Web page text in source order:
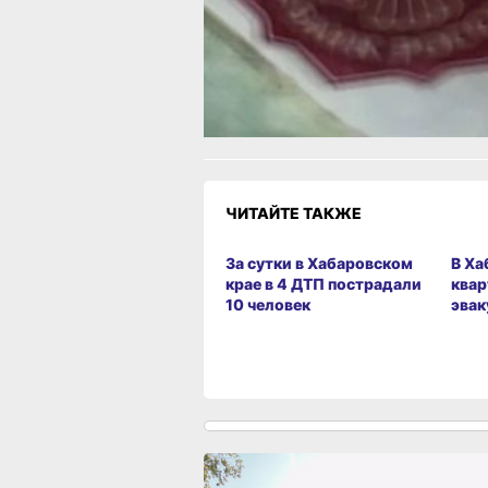
Одноклассники,
Телеграм
МАКС
Как вам материал?
Огонь!
Супер Удивило
Злость
Разочарование
ЧИТАЙТЕ ТАКЖЕ
За сутки в Хабаровском
крае в 4 ДТП пострадали
10 человек
В